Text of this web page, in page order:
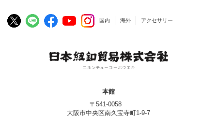
国内 海外 アクセサリー
本館
〒541-0058
大阪市中央区南久宝寺町1-9-7